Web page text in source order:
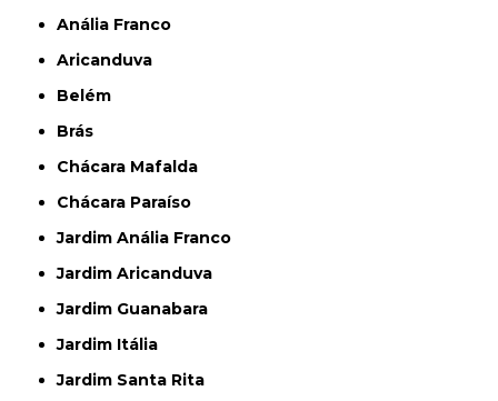
Anália Franco
Aricanduva
Belém
Brás
Chácara Mafalda
Chácara Paraíso
Jardim Anália Franco
Jardim Aricanduva
Jardim Guanabara
Jardim Itália
Jardim Santa Rita